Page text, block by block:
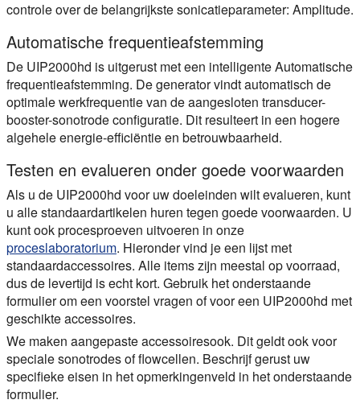
controle over de belangrijkste sonicatieparameter: Amplitude.
Automatische frequentieafstemming
De UIP2000hd is uitgerust met een intelligenteAutomatische
frequentieafstemming. De generator vindt automatisch de
optimale werkfrequentie van de aangesloten transducer-
booster-sonotrode configuratie. Dit resulteert in een hogere
algehele energie-efficiëntie en betrouwbaarheid.
Testen en evalueren onder goede voorwaarden
Als u de UIP2000hd voor uw doeleinden wilt evalueren, kunt
u alle standaardartikelen huren tegen goede voorwaarden. U
kunt ook procesproeven uitvoeren in onze
proceslaboratorium. Hieronder vind je een lijst met
standaardaccessoires. Alle items zijn meestal op voorraad,
dus de levertijd is echt kort. Gebruik het onderstaande
formulier omeen voorstel vragen of voor een UIP2000hd met
geschikte accessoires.
We maken aangepaste accessoiresook. Dit geldt ook voor
speciale sonotrodes of flowcellen. Beschrijf gerust uw
specifieke eisen in het opmerkingenveld in het onderstaande
formulier.